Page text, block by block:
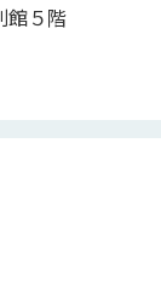
館５階